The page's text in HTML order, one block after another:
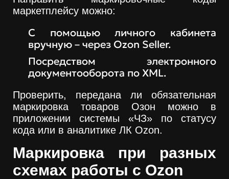
маркетплейсу можно:
С помощью личного кабинета
вручную – через Ozon Seller.
Посредством электронного
документооборота по XML.
Проверить, передана ли обязательная
маркировка товаров Озон можно в
приложении системы «ЧЗ» по статусу
кода или в аналитике ЛК Ozon.
Маркировка при разных
схемах работы с Ozon